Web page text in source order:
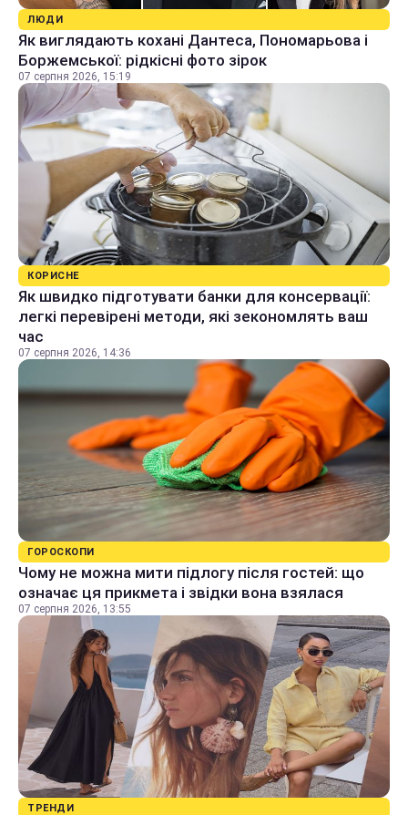
ЛЮДИ
Як виглядають кохані Дантеса, Пономарьова і
Боржемської: рідкісні фото зірок
07 серпня 2026, 15:19
КОРИСНЕ
Як швидко підготувати банки для консервації:
легкі перевірені методи, які зекономлять ваш
час
07 серпня 2026, 14:36
ГОРОСКОПИ
Чому не можна мити підлогу після гостей: що
означає ця прикмета і звідки вона взялася
07 серпня 2026, 13:55
ТРЕНДИ